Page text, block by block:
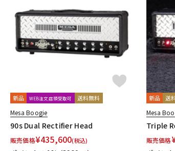
新品 WEB注文店頭受取可 送料無料
Mesa Boogie
90s Dual Rectifier Head
販売価格¥435,600(税込)
新品 送
Mesa
Triple
販売価格